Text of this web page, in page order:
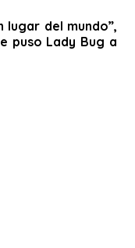
lugar del mundo”,
puso Lady Bug a